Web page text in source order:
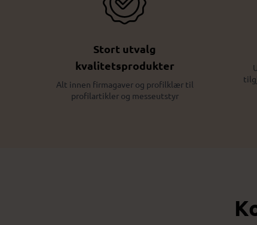
Stort utvalg
kvalitetsprodukter
Alt innen firmagaver og profilklær til
profilartikler og messeutstyr